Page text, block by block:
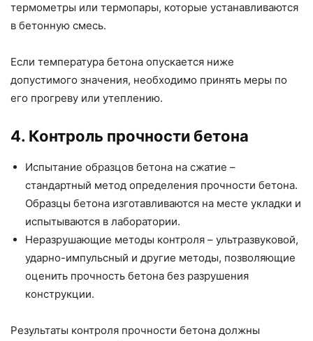
термометры или термопары, которые устанавливаются
в бетонную смесь.
Если температура бетона опускается ниже
допустимого значения, необходимо принять меры по
его прогреву или утеплению.
4. Контроль прочности бетона
Испытание образцов бетона на сжатие –
стандартный метод определения прочности бетона.
Образцы бетона изготавливаются на месте укладки и
испытываются в лаборатории.
Неразрушающие методы контроля – ультразвуковой,
ударно-импульсный и другие методы, позволяющие
оценить прочность бетона без разрушения
конструкции.
Результаты контроля прочности бетона должны